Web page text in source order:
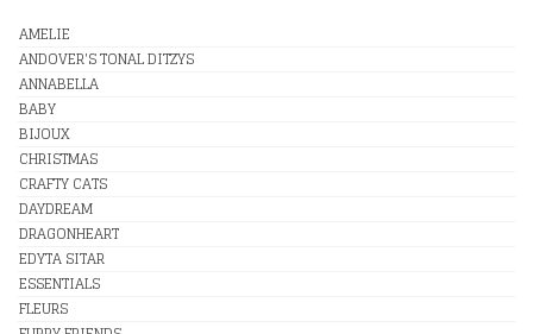
AMELIE
ANDOVER'S TONAL DITZYS
ANNABELLA
BABY
BIJOUX
CHRISTMAS
CRAFTY CATS
DAYDREAM
DRAGONHEART
EDYTA SITAR
ESSENTIALS
FLEURS